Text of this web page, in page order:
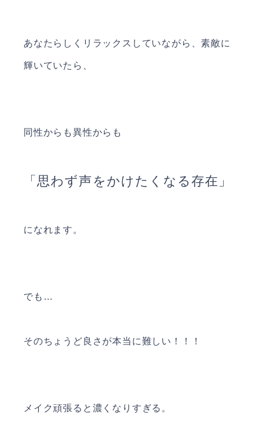
あなたらしくリラックスしていながら、素敵に
輝いていたら、
同性からも異性からも
「思わず声をかけたくなる存在」
になれます。
でも…
そのちょうど良さが本当に難しい！！！
メイク頑張ると濃くなりすぎる。